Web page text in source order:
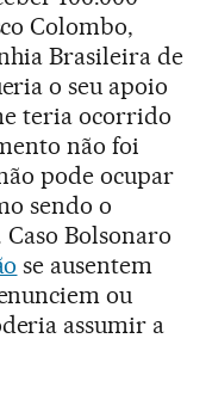
Colombo,
Brasileira de
o seu apoio
teria ocorrido
não foi
pode ocupar
sendo o
Bolsonaro
se ausentem
ou
assumir a